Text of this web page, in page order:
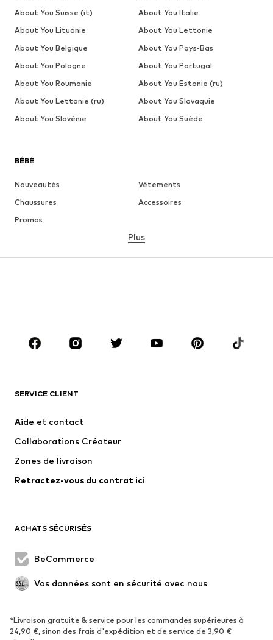
BÉBÉ
Nouveautés
Vêtements
Chaussures
Accessoires
Promos
MARQUES
NAME IT
Nike Sportswear
Plus
SERVICE CLIENT
Aide et contact
Collaborations Créateur
Zones de livraison
Retractez-vous du contrat ici
ACHATS SÉCURISÉS
BeCommerce
Vos données sont en sécurité avec nous
*Livraison gratuite & service pour les commandes supérieures à
24,90 €, sinon des frais d'expédition et de service de 3,90 €
About You Suisse (it)
About You Italie
About You Lituanie
About You Lettonie
About You Belgique
About You Pays-Bas
About You Pologne
About You Portugal
About You Roumanie
About You Estonie (ru)
About You Lettonie (ru)
About You Slovaquie
About You Slovénie
About You Suède